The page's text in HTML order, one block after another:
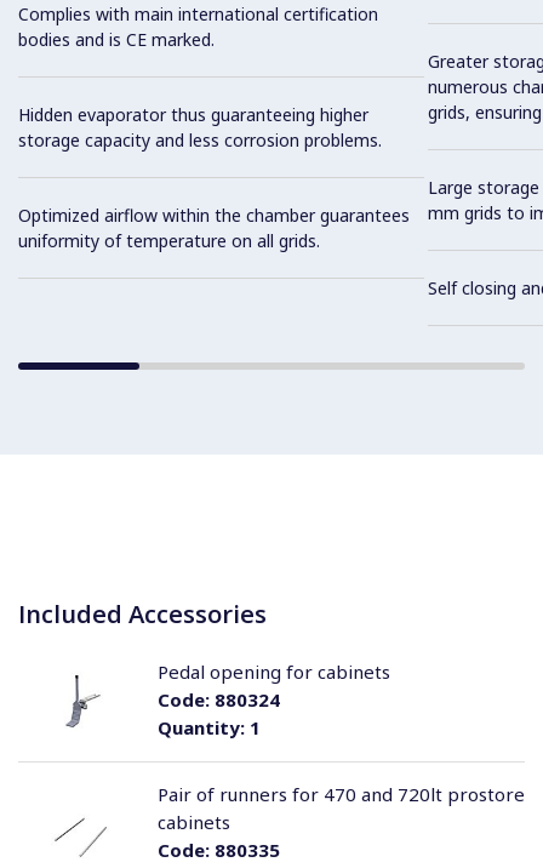
Complies with main international certification
bodies and is CE marked.
Hidden evaporator thus guaranteeing higher
storage capacity and less corrosion problems.
Optimized airflow within the chamber guarantees
uniformity of temperature on all grids.
Greater
numerous
grids,
Large
mm grids to
Self closing
Included Accessories
Quantity:1
Code:880324
Pedal opening for cabinets
Code:880335
Pair of runners for 470 and 720lt prostore
cabinets